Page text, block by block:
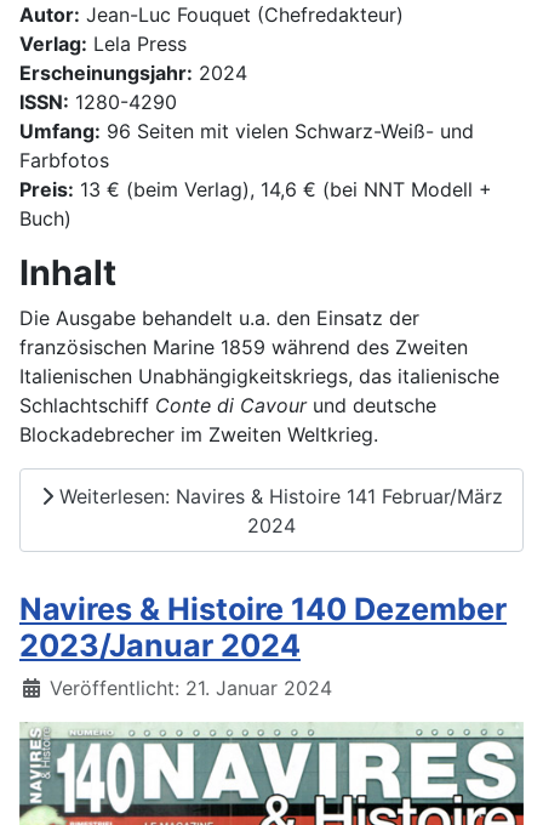
Autor: Jean-Luc Fouquet (Chefredakteur)
Verlag: Lela Press
Erscheinungsjahr: 2024
ISSN: 1280-4290
Umfang: 96 Seiten mit vielen Schwarz-Weiß- und
Farbfotos
Preis: 13 € (beim Verlag), 14,6 € (bei NNT Modell +
Buch)
Inhalt
Die Ausgabe behandelt u.a. den Einsatz der
französischen Marine 1859 während des Zweiten
Italienischen Unabhängigkeitskriegs, das italienische
Schlachtschiff Conte di Cavourund deutsche
Blockadebrecher im Zweiten Weltkrieg.
Weiterlesen: Navires & Histoire 141 Februar/März
2024
Navires & Histoire 140 Dezember
2023/Januar 2024
Details
Veröffentlicht: 21. Januar 2024